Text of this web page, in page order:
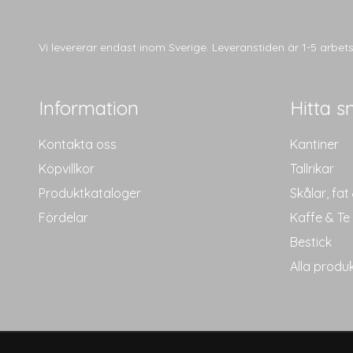
Vi levererar endast inom Sverige. Leveranstiden är 1-5
Information
Kontakta oss
Köpvillkor
Produktkataloger
Fördelar
Hitta
Kantiner
Tallrikar
Skålar,
Kaffe & Te
Bestick
Alla